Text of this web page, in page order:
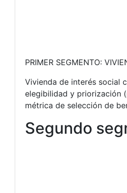
PRIMER SEGMENTO:
Vivienda de interés social
elegibilidad y priorización
métrica de selección de
Segundo